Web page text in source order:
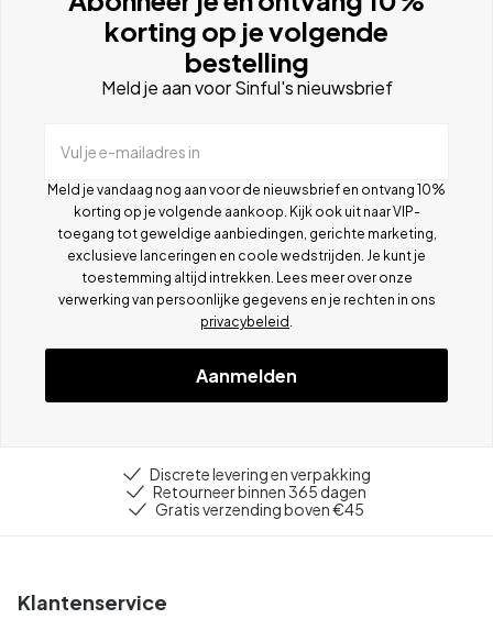
korting op je volgende
bestelling
Meld je aan voor Sinful's nieuwsbrief
Vul je e-mailadres in
Meld je vandaag nog aan voor de nieuwsbrief en ontvang 10%
korting op je volgende aankoop. Kijk ook uit naar VIP-
toegang tot geweldige aanbiedingen, gerichte marketing,
exclusieve lanceringen en coole wedstrijden. Je kunt je
toestemming altijd intrekken. Lees meer over onze
verwerking van persoonlijke gegevens en je rechten in ons
privacybeleid
Aanmelden
Discrete levering en verpakking
Retourneer binnen 365 dagen
Gratis verzending boven €45
Klantenservice